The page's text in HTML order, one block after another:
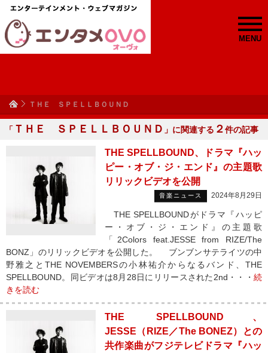
MENU
ＴＨＥ ＳＰＥＬＬＢＯＵＮＤ
「 ＴＨＥ ＳＰＥＬＬＢＯＵＮＤ 」に関連する ２件の記事
THE SPELLBOUND、ドラマ『ハッ
ピー・オブ・ジ・エンド』の主題歌
リリックビデオを公開
音楽ニュース 2024年8月29日
THE SPELLBOUNDがドラマ『ハッピ
ー・オブ・ジ・エンド』の主題歌
「2Colors feat.JESSE from RIZE/The
BONZ」のリリックビデオを公開した。 ブンブンサテライツの中
野雅之とTHE NOVEMBERSの小林祐介からなるバンド、THE
SPELLBOUND。同ビデオは8月28日にリリースされた2nd・・・ 続
きを読む
THE SPELLBOUND、
JESSE（RIZE／The BONEZ）との
共作楽曲がフジテレビドラマ『ハッ